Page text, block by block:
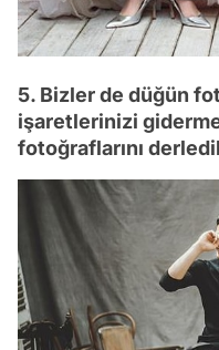
5. Bizler de düğün
işaretlerinizi
fotoğraflarını